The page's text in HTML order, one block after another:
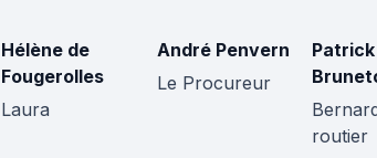
Hélène de
Fougerolles
Laura
André Penvern
Le Procureur
Patrick
routier